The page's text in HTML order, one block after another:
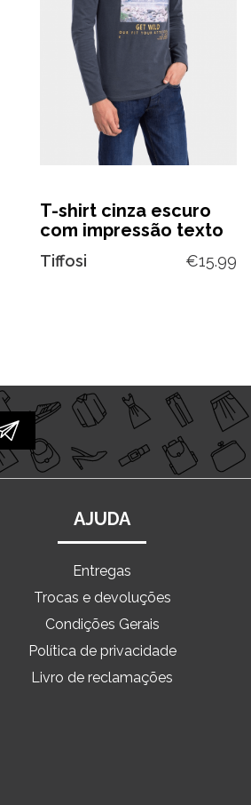
T-shirt cinza escuro
com impressão texto
Tiffosi €15.99
AJUDA
Entregas
Trocas e devoluções
Condições Gerais
Política de privacidade
Livro de reclamações